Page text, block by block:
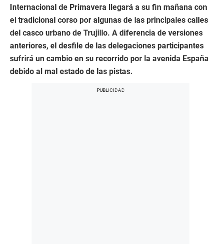
Internacional de Primavera llegará a su fin mañana con
el tradicional corso por algunas de las principales calles
del casco urbano de Trujillo. A diferencia de versiones
anteriores, el desfile de las delegaciones participantes
sufrirá un cambio en su recorrido por la avenida España
debido al mal estado de las pistas.